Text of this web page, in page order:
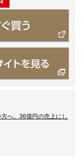
へ。36億円の売上にし